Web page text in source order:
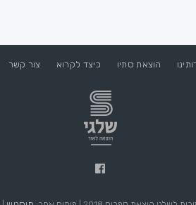
הוצאת סתיו כיצד לקרוא צור קשר